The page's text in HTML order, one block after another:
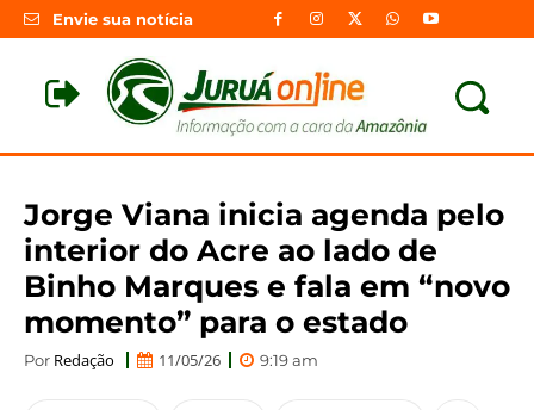
Envie sua notícia
Jorge Viana inicia agenda pelo
interior do Acre ao lado de
Binho Marques e fala em “novo
momento” para o estado
Por Redação 11/05/26 9:19 am